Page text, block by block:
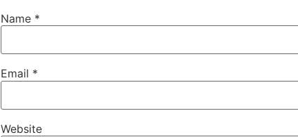
Name *
Email *
Website